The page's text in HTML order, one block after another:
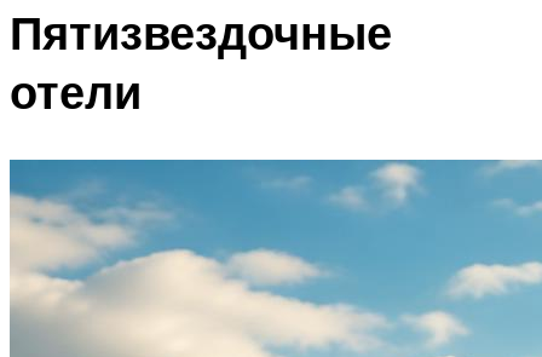
Пятизвездочные
отели